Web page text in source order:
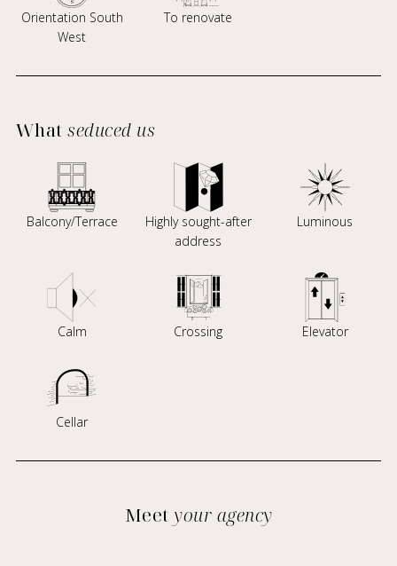
Orientation South
West
To renovate
Whatseduced us
Balcony/Terrace
Highly sought-after
address
Luminous
Calm Crossing Elevator
Cellar
Meet your agency